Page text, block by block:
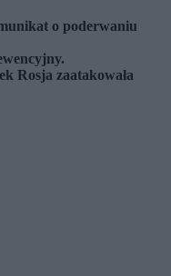
o poderwaniu
Rosja zaatakowała